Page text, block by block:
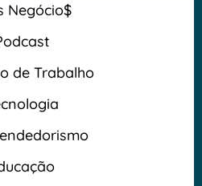
Negócio$
de Trabalho